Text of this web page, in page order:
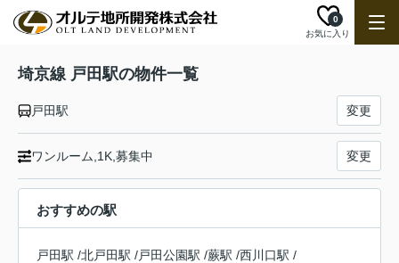
お気に入り
0
埼京線 戸田駅の物件一覧
戸田駅 変更
ワンルーム,1K,募集中 変更
おすすめの駅
戸田駅 /北戸田駅 /戸田公園駅 /蕨駅 /西川口駅 /